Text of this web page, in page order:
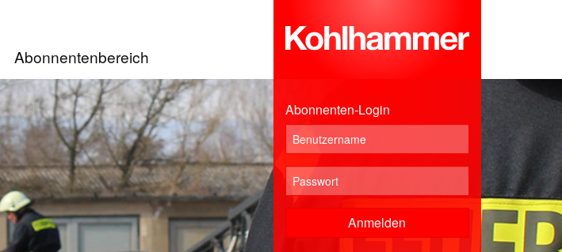
Abonnentenbereich
Abonnenten-Login
Anmelden